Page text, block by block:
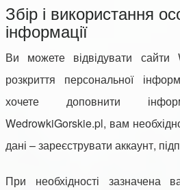
Збір і використання
інформації
Ви можете відвідувати сайти
розкриття персональної
хочете доповнити
WedrowkiGorskie.pl, вам
дані – зареєструвати аккаунт,
При необхідності зазначена